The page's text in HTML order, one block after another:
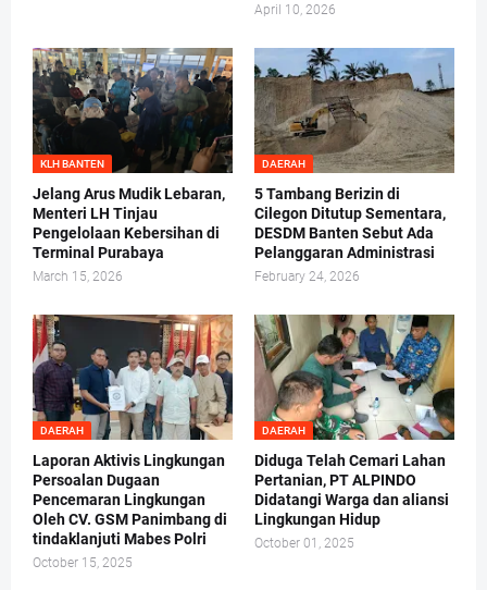
April 10, 2026
KLH BANTEN
Jelang Arus Mudik Lebaran,
Menteri LH Tinjau
Pengelolaan Kebersihan di
Terminal Purabaya
March 15, 2026
DAERAH
5 Tambang Berizin di
Cilegon Ditutup Sementara,
DESDM Banten Sebut Ada
Pelanggaran Administrasi
February 24, 2026
DAERAH
Laporan Aktivis Lingkungan
Persoalan Dugaan
Pencemaran Lingkungan
Oleh CV. GSM Panimbang di
tindaklanjuti Mabes Polri
October 15, 2025
DAERAH
Diduga Telah Cemari Lahan
Pertanian, PT ALPINDO
Didatangi Warga dan aliansi
Lingkungan Hidup
October 01, 2025